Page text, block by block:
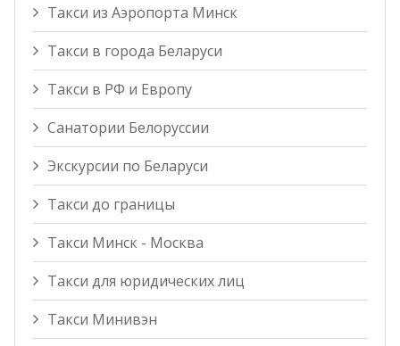
Такси из Аэропорта Минск
Такси в города Беларуси
Такси в РФ и Европу
Санатории Белоруссии
Экскурсии по Беларуси
Такси до границы
Такси Минск - Москва
Такси для юридических лиц
Такси Минивэн